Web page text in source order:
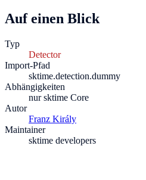
Auf einen Blick
Typ
Detector
Import-Pfad
sktime.detection.dummy
Abhängigkeiten
nur sktime Core
Autor
Franz Király
Maintainer
sktime developers